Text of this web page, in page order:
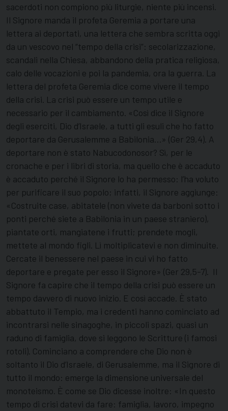
sacerdoti non compiono più liturgie, niente più incensi.
Il Signore manda il profeta Geremia a portare una
lettera ai deportati, una lettera che sembra scritta oggi
da un vescovo nel “tempo della crisi”: secolarizzazione,
scandali nella Chiesa, abbandono della pratica religiosa,
calo delle vocazioni e poi la pandemia, ora la guerra. La
lettera del profeta Geremia dice come vivere il tempo
della crisi. La crisi può essere un tempo utile e
necessario per il cambiamento. «Così dice il Signore
degli eserciti, Dio d’Israele, a tutti gli esuli che ho fatto
deportare da Gerusalemme a Babilonia…» (Ger 29,4). A
deportare non è stato Nabucodonosor? Sì, per le
cronache e per i libri di storia, ma quello che è accaduto
è accaduto perché il Signore lo ha permesso: l’ha voluto
per purificare il suo popolo; infatti, il Signore aggiunge:
«Costruite case, abitatele (non vivete da barboni sotto i
ponti perché siete a Babilonia in un paese straniero),
piantate orti, mangiatene i frutti; prendete mogli,
mettete al mondo figli. Lì moltiplicatevi e non diminuite.
Cercate il benessere nel paese in cui vi ho fatto
deportare e pregate per esso il Signore» (Ger 29,5-7). Il
Signore fa capire che il tempo della crisi può essere un
tempo davvero di nuovo inizio. E così accade. È stato
abbattuto il Tempio, ma i credenti hanno cominciato ad
incontrarsi nelle sinagoghe, in piccoli spazi, quasi un
raduno di famiglia, dove si leggono le Scritture (i famosi
rotoli). Cominciano a comprendere che Dio non è
soltanto il Dio d’Israele, di Gerusalemme, ma il Signore di
tutto il mondo: emerge la dimensione universale del
monoteismo. È come se Dio dicesse inoltre: «In questo
tempo di crisi datevi da fare: famiglia, lavoro, impegno